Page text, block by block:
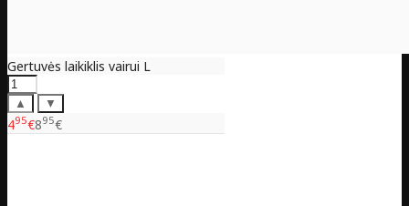
Gertuvės laikiklis vairui L
▲ ▼
495€895€